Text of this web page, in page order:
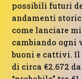
possibili futuri
andamenti
come lanciare
cambiando ogni
buoni e cattivi.
di circa €2.672